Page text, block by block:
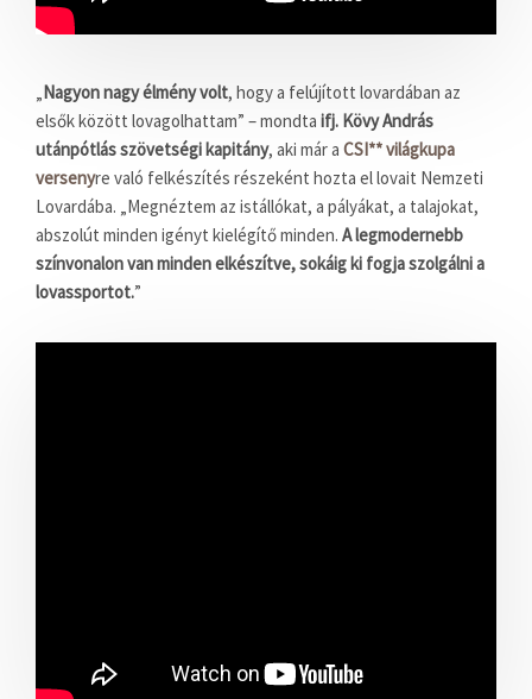
„Nagyon nagy élmény volt, hogy a felújított lovardában az
elsők között lovagolhattam” – mondta ifj. Kövy András
utánpótlás szövetségi kapitány, aki már a CSI** világkupa
versenyre való felkészítés részeként hozta el lovait Nemzeti
Lovardába. „Megnéztem az istállókat, a pályákat, a talajokat,
abszolút minden igényt kielégítő minden. A legmodernebb
színvonalon van minden elkészítve, sokáig ki fogja szolgálni a
lovassportot.”